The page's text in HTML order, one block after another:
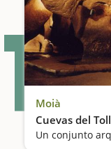
1 Moià
Cuevas del Toll